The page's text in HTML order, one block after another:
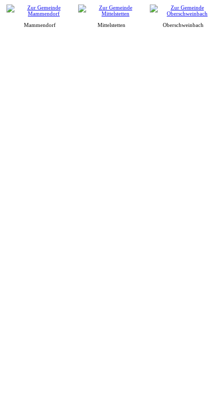
Mammendorf Mittelstetten Oberschweinbach